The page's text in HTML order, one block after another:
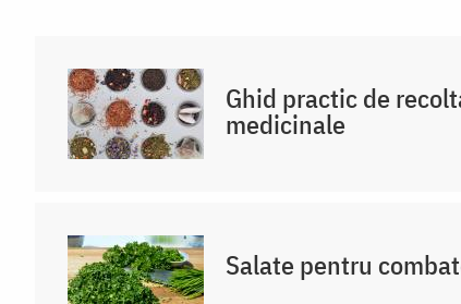
Ghid practic de
medicinale
Salate pentru